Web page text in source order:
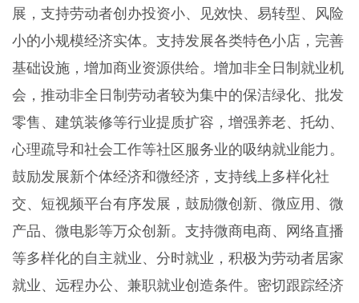
展，支持劳动者创办投资小、见效快、易转型、风险
小的小规模经济实体。支持发展各类特色小店，完善
基础设施，增加商业资源供给。增加非全日制就业机
会，推动非全日制劳动者较为集中的保洁绿化、批发
零售、建筑装修等行业提质扩容，增强养老、托幼、
心理疏导和社会工作等社区服务业的吸纳就业能力。
鼓励发展新个体经济和微经济，支持线上多样化社
交、短视频平台有序发展，鼓励微创新、微应用、微
产品、微电影等万众创新。支持微商电商、网络直播
等多样化的自主就业、分时就业，积极为劳动者居家
就业、远程办公、兼职就业创造条件。密切跟踪经济